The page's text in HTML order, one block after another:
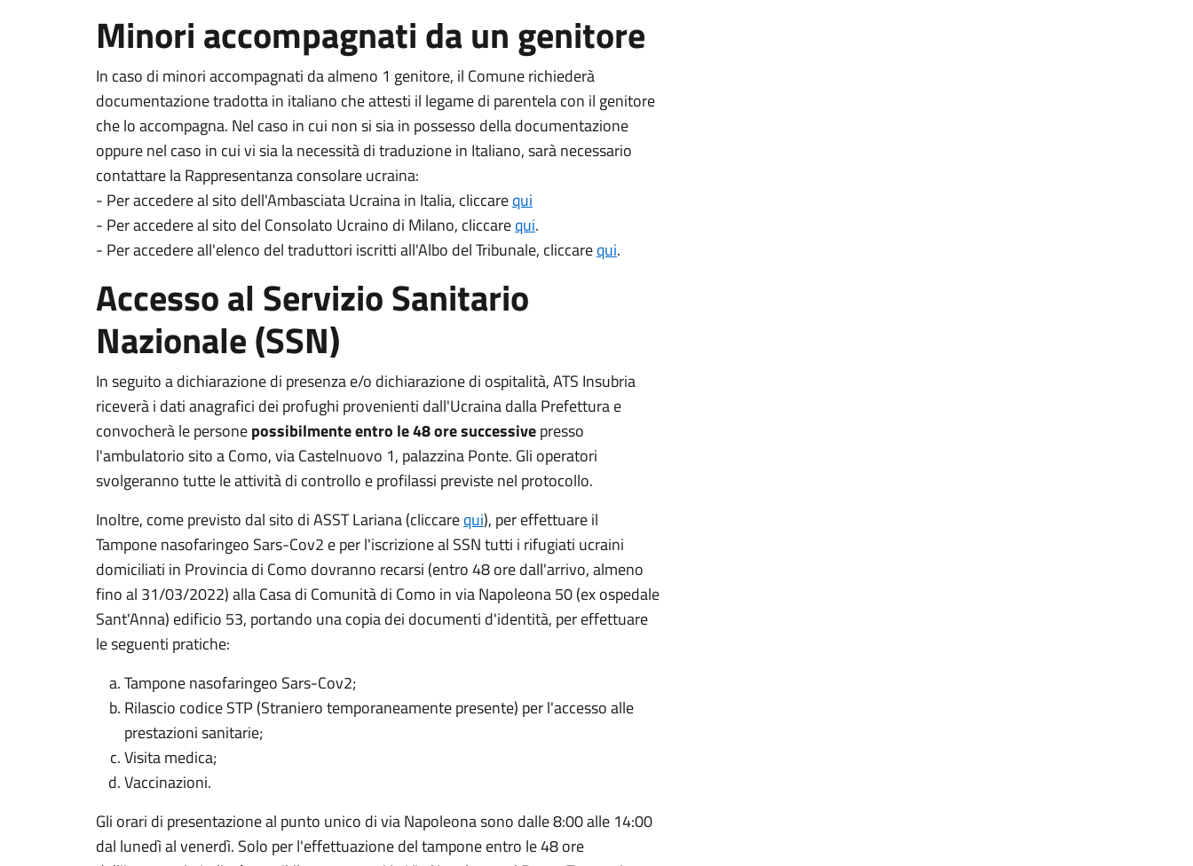
Minori accompagnati da un genitore
In caso di minori accompagnati da almeno 1 genitore, il Comune richiederà
documentazione tradotta in italiano che attesti il legame di parentela con il genitore
che lo accompagna. Nel caso in cui non si sia in possesso della documentazione
oppure nel caso in cui vi sia la necessità di traduzione in Italiano, sarà necessario
contattare la Rappresentanza consolare ucraina:
- Per accedere al sito dell'Ambasciata Ucraina in Italia, cliccarequi
- Per accedere al sito del Consolato Ucraino di Milano, cliccarequi.
- Per accedere all'elenco del traduttori iscritti all'Albo del Tribunale, cliccarequi.
Accesso al Servizio Sanitario
Nazionale (SSN)
In seguito a dichiarazione di presenza e/o dichiarazione di ospitalità, ATS Insubria
riceverà i dati anagrafici dei profughi provenienti dall'Ucraina dalla Prefettura e
convocherà le personepossibilmente entro le 48 ore successivepresso
l'ambulatorio sito a Como, via Castelnuovo 1, palazzina Ponte. Gli operatori
svolgeranno tutte le attività di controllo e profilassi previste nel protocollo.
Inoltre, come previsto dal sito di ASST Lariana (cliccarequi), per effettuare il
Tampone nasofaringeo Sars-Cov2 e per l'iscrizione al SSN tutti i rifugiati ucraini
domiciliati in Provincia di Como dovranno recarsi (entro 48 ore dall'arrivo, almeno
fino al 31/03/2022) alla Casa di Comunità di Como in via Napoleona 50 (ex ospedale
Sant'Anna) edificio 53, portando una copia dei documenti d'identità, per effettuare
le seguenti pratiche:
Tampone nasofaringeo Sars-Cov2;
Rilascio codice STP (Straniero temporaneamente presente) per l'accesso alle
prestazioni sanitarie;
Visita medica;
Vaccinazioni.
Gli orari di presentazione al punto unico di via Napoleona sono dalle 8:00 alle 14:00
dal lunedì al venerdì. Solo per l'effettuazione del tampone entro le 48 ore